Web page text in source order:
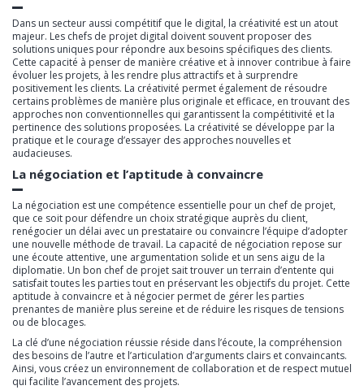
Dans un secteur aussi compétitif que le digital, la créativité est un atout
majeur. Les chefs de projet digital doivent souvent proposer des
solutions uniques pour répondre aux besoins spécifiques des clients.
Cette capacité à penser de manière créative et à innover contribue à faire
évoluer les projets, à les rendre plus attractifs et à surprendre
positivement les clients. La créativité permet également de résoudre
certains problèmes de manière plus originale et efficace, en trouvant des
approches non conventionnelles qui garantissent la compétitivité et la
pertinence des solutions proposées. La créativité se développe par la
pratique et le courage d’essayer des approches nouvelles et
audacieuses.
La négociation et l’aptitude à convaincre
La négociation est une compétence essentielle pour un chef de projet,
que ce soit pour défendre un choix stratégique auprès du client,
renégocier un délai avec un prestataire ou convaincre l’équipe d’adopter
une nouvelle méthode de travail. La capacité de négociation repose sur
une écoute attentive, une argumentation solide et un sens aigu de la
diplomatie. Un bon chef de projet sait trouver un terrain d’entente qui
satisfait toutes les parties tout en préservant les objectifs du projet. Cette
aptitude à convaincre et à négocier permet de gérer les parties
prenantes de manière plus sereine et de réduire les risques de tensions
ou de blocages.
La clé d’une négociation réussie réside dans l’écoute, la compréhension
des besoins de l’autre et l’articulation d’arguments clairs et convaincants.
Ainsi, vous créez un environnement de collaboration et de respect mutuel
qui facilite l’avancement des projets.